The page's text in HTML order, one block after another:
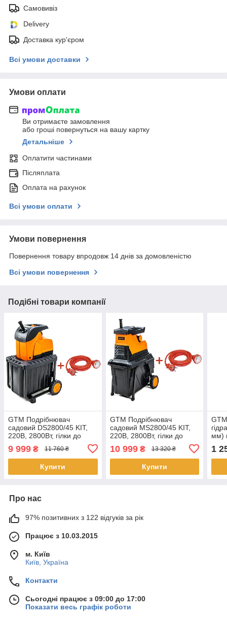
Самовивіз
Delivery
Доставка кур'єром
Всі умови доставки
Умови оплати
Ви отримаєте замовлення
або гроші повернуться на вашу картку
Детальніше
Оплатити частинами
Післяплата
Оплата на рахунок
Всі умови оплати
Умови повернення
Повернення товару впродовж 14 днів за домовленістю
Всі умови повернення
Подібні товари компанії
GTM Подрібнювач
садовий DS2800/45 KIT,
220В, 2800Вт, гілки до
45мм, ножі, контейнер 60л
+ подовжувач 10м
9 999 ₴ 11 760 ₴
Купити
GTM Подрібнювач
садовий MS2800/45 KIT,
220В, 2800Вт, гілки до
45мм, фреза, контейнер
55л + подовжувач 10м
10 999₴ 13 320 ₴
Купити
мм)
1
Про нас
97% позитивних з 122 відгуків за рік
Працює з 10.03.2015
м. Київ
Київ, Україна
Контакти
Сьогодні працює з 09:00 до 17:00
Показати весь графік роботи